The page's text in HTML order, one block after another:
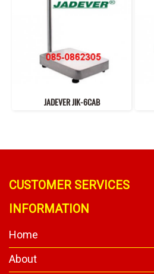
JADEVER JIK-6CAB
CUSTOMER SERVICES
INFORMATION
Home
About